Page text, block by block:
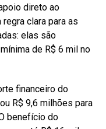
direto ao
clara para as
elas são
de R$ 6 mil no
financeiro do
R$ 9,6 milhões para
benefício do